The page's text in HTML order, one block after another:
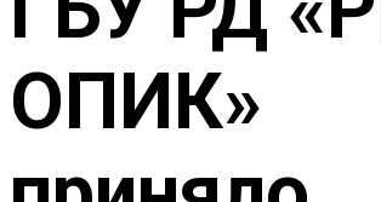
ОПИК»